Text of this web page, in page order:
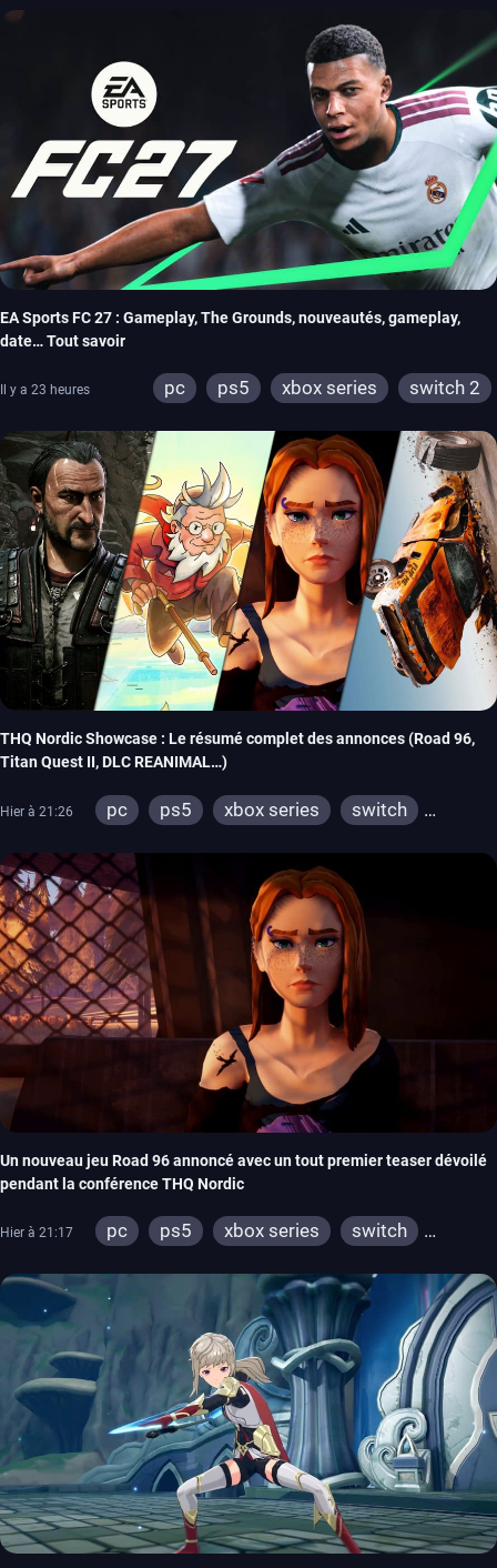
EA Sports FC 27 : Gameplay, The Grounds, nouveautés, gameplay,
date… Tout savoir
Il y a 23 heures pc ps5 xbox series switch 2
THQ Nordic Showcase : Le résumé complet des annonces (Road 96,
Titan Quest II, DLC REANIMAL…)
Hier à 21:26 pc ps5 xbox series
switch
Un nouveau jeu Road 96 annoncé avec un tout premier teaser dévoilé
pendant la conférence THQ Nordic
Hier à 21:17 pc ps5 xbox series
switch